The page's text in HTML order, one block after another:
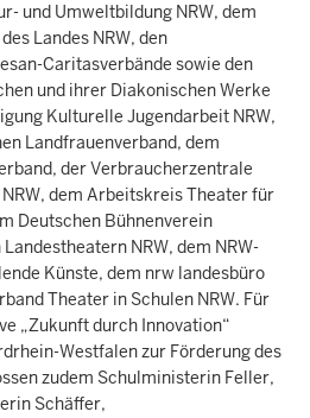
und Umweltbildung NRW, dem
Landes NRW, den
Caritasverbände sowie den
und ihrer Diakonischen Werke
Kulturelle Jugendarbeit NRW,
Landfrauenverband, dem
der Verbraucherzentrale
NRW, dem Arbeitskreis Theater für
Deutschen Bühnenverein
NRW, dem NRW-
Künste, dem nrw landesbüro
Theater in Schulen NRW. Für
„Zukunft durch Innovation“
Westfalen zur Förderung des
zudem Schulministerin Feller,
Schäffer,